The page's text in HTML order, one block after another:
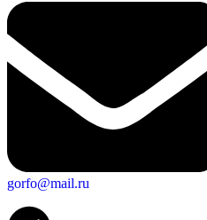
gorfo@mail.ru